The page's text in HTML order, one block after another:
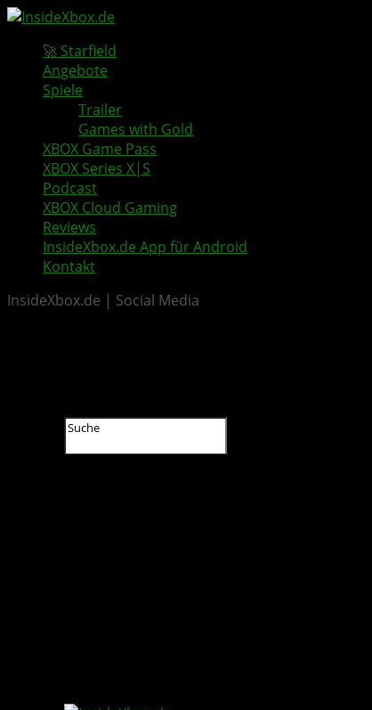
🚀 Starfield
Angebote
Spiele
Trailer
Games with Gold
XBOX Game Pass
XBOX Series X|S
Podcast
XBOX Cloud Gaming
Reviews
InsideXbox.de App für Android
Kontakt
InsideXbox.de | Social Media